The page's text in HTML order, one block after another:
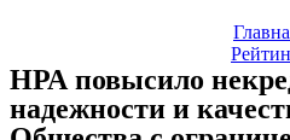
НРА повысило
надежности и